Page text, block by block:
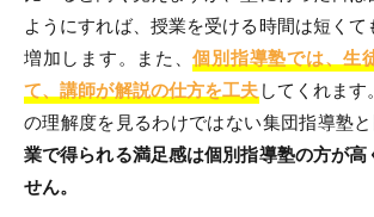
ようにすれば、授業を受ける時間は短くて
増加します。また、個別指導塾では、生
て、講師が解説の仕方を工夫 してくれます
の理解度を見るわけではない集団指導塾と
業で得られる満足感は個別指導塾の方が高
せん。